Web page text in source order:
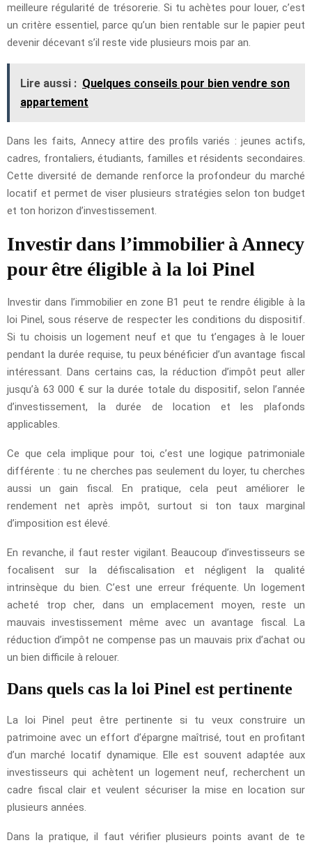
meilleure régularité de trésorerie. Si tu achètes pour louer, c’est
un critère essentiel, parce qu’un bien rentable sur le papier peut
devenir décevant s’il reste vide plusieurs mois par an.
Lire aussi : Quelques conseils pour bien vendre son
appartement
Dans les faits, Annecy attire des profils variés : jeunes actifs,
cadres, frontaliers, étudiants, familles et résidents secondaires.
Cette diversité de demande renforce la profondeur du marché
locatif et permet de viser plusieurs stratégies selon ton budget
et ton horizon d’investissement.
Investir dans l’immobilier à Annecy
pour être éligible à la loi Pinel
Investir dans l’immobilier en zone B1 peut te rendre éligible à la
loi Pinel, sous réserve de respecter les conditions du dispositif.
Si tu choisis un logement neuf et que tu t’engages à le louer
pendant la durée requise, tu peux bénéficier d’un avantage fiscal
intéressant. Dans certains cas, la réduction d’impôt peut aller
jusqu’à 63 000 € sur la durée totale du dispositif, selon l’année
d’investissement, la durée de location et les plafonds
applicables.
Ce que cela implique pour toi, c’est une logique patrimoniale
différente : tu ne cherches pas seulement du loyer, tu cherches
aussi un gain fiscal. En pratique, cela peut améliorer le
rendement net après impôt, surtout si ton taux marginal
d’imposition est élevé.
En revanche, il faut rester vigilant. Beaucoup d’investisseurs se
focalisent sur la défiscalisation et négligent la qualité
intrinsèque du bien. C’est une erreur fréquente. Un logement
acheté trop cher, dans un emplacement moyen, reste un
mauvais investissement même avec un avantage fiscal. La
réduction d’impôt ne compense pas un mauvais prix d’achat ou
un bien difficile à relouer.
Dans quels cas la loi Pinel est pertinente
La loi Pinel peut être pertinente si tu veux construire un
patrimoine avec un effort d’épargne maîtrisé, tout en profitant
d’un marché locatif dynamique. Elle est souvent adaptée aux
investisseurs qui achètent un logement neuf, recherchent un
cadre fiscal clair et veulent sécuriser la mise en location sur
plusieurs années.
Dans la pratique, il faut vérifier plusieurs points avant de te